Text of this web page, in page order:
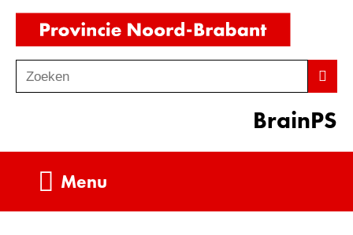
Ga
de
inhoud
o
Zoeken
BrainPS
Menu